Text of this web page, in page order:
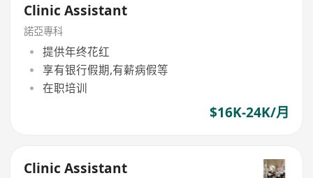
Clinic Assistant
諾亞專科
提供年终花红
享有银行假期,有薪病假等
在职培训
$16K-24K/月
Clinic Assistant